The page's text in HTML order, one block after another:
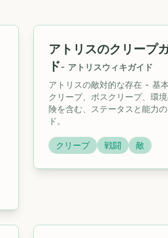
アトリスのクリープ
ド- アトリスウィキガイド
アトリスの敵対的な存在 - 基
クリープ、ボスクリープ、環
険を含む、ステータスと能力
ド。
クリープ
戦闘 敵